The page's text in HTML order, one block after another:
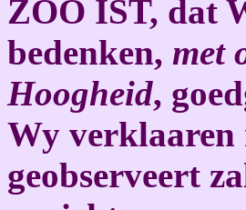
ZOO IST, dat
bedenken, met
Hoogheid,
Wy verklaaren
geobserveert